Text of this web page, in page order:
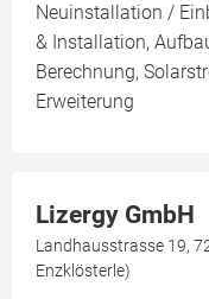
Neuinstallation /
& Installation,
Berechnung,
Erweiterung
Lizergy GmbH
Landhausstrasse 19,
Enzklösterle)